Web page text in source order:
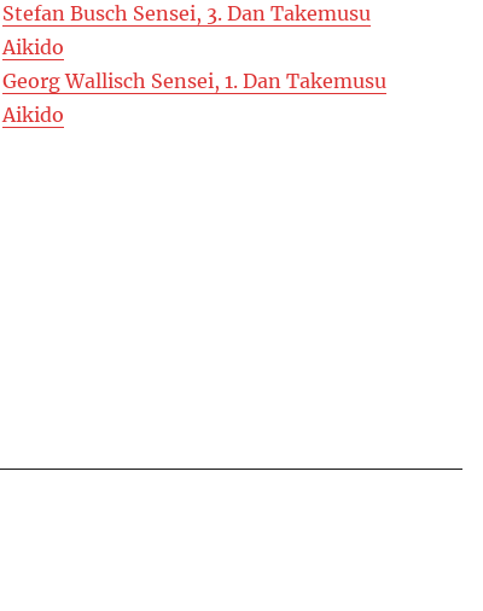
Stefan Busch Sensei, 3. Dan Takemusu
Aikido
Georg Wallisch Sensei, 1. Dan Takemusu
Aikido